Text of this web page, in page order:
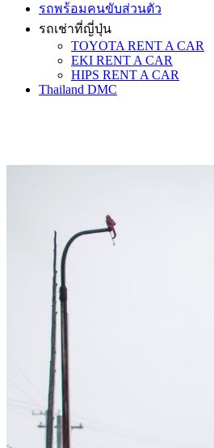
รถพร้อมคนขับส่วนตัว
รถเช่าที่ญี่ปุ่น
TOYOTA RENT A CAR
EKI RENT A CAR
HIPS RENT A CAR
Thailand DMC